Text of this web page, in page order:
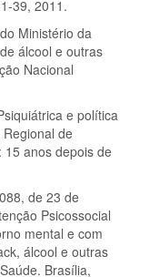
39, 2011.
Ministério da
álcool e outras
Nacional
e política
de
15 anos depois de
de 23 de
Psicossocial
mental e com
álcool e outras
Brasília,